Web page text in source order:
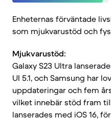
Enheternas förväntade
som mjukvarustöd och
Mjukvarustöd:
Galaxy S23 Ultra
UI 5.1, och Samsung har
uppdateringar och fem
vilket innebär stöd fram
lanserades med iOS 16,